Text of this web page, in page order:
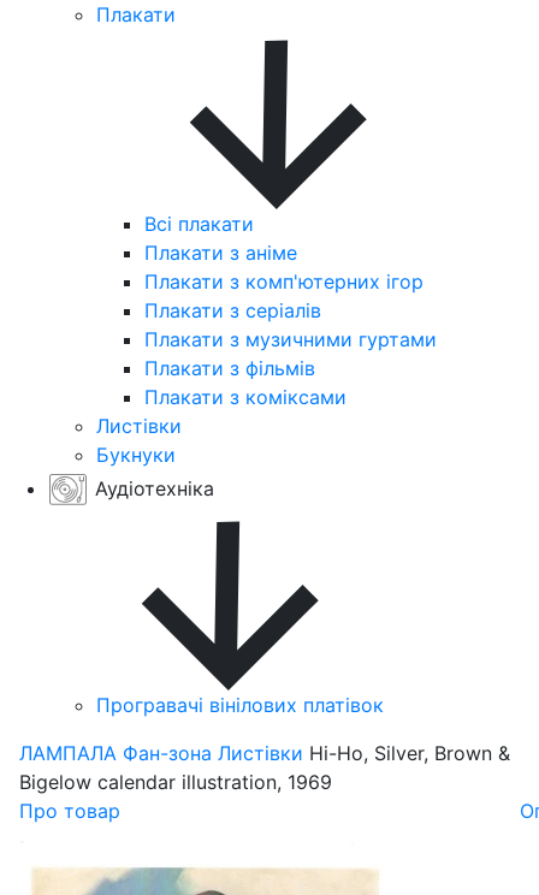
Плакати
Всі плакати
Плакати з аніме
Плакати з комп'ютерних ігор
Плакати з серіалів
Плакати з музичними гуртами
Плакати з фільмів
Плакати з коміксами
Листівки
Букнуки
Аудіотехніка
Програвачі вінілових платівок
ЛАМПАЛА Фан-зона Листівки Hi-Ho, Silver, Brown &
Bigelow calendar illustration, 1969
Про товар